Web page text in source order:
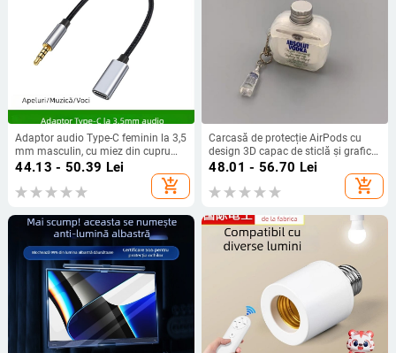
Adaptor audio Type-C feminin la 3,5
mm masculin, cu miez din cupru
pur, pentru dispozitive digitale
44.13 - 50.39 Lei
add_shopping_cart
Carcasă de protecție AirPods cu
design 3D capac de sticlă și grafic
gravat, compatibilă cu AirPods 4,
AirPods Pro 2, Gen 3, Gen 5 și Gen 2
48.01 - 56.70 Lei
add_shopping_cart